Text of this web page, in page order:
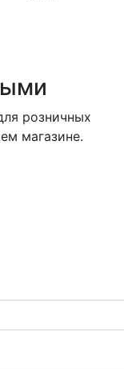
розничных
магазине.